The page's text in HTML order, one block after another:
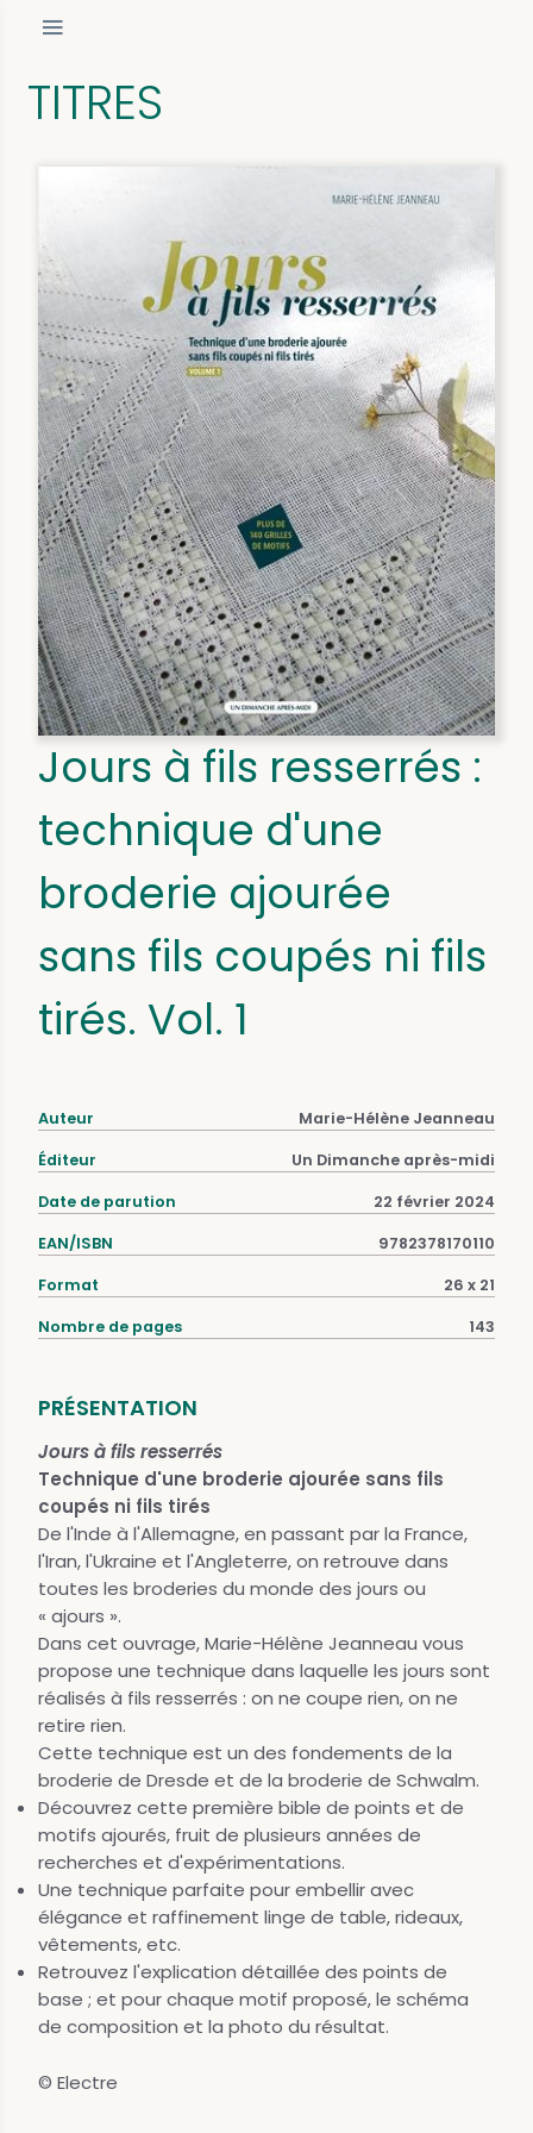
TITRES
Jours à fils resserrés :
technique d'une
broderie ajourée
sans fils coupés ni fils
tirés. Vol. 1
Auteur Marie-Hélène Jeanneau
Éditeur Un Dimanche après-midi
Date de parution 22 février 2024
EAN/ISBN 9782378170110
Format 26 x 21
Nombre de pages 143
PRÉSENTATION
Jours à fils resserrés
Technique d'une broderie ajourée sans fils
coupés ni fils tirés
De l'Inde à l'Allemagne, en passant par la France,
l'Iran, l'Ukraine et l'Angleterre, on retrouve dans
toutes les broderies du monde des jours ou
« ajours ».
Dans cet ouvrage, Marie-Hélène Jeanneau vous
propose une technique dans laquelle les jours sont
réalisés à fils resserrés : on ne coupe rien, on ne
retire rien.
Cette technique est un des fondements de la
broderie de Dresde et de la broderie de Schwalm.
Découvrez cette première bible de points et de
motifs ajourés, fruit de plusieurs années de
recherches et d'expérimentations.
Une technique parfaite pour embellir avec
élégance et raffinement linge de table, rideaux,
vêtements, etc.
Retrouvez l'explication détaillée des points de
base ; et pour chaque motif proposé, le schéma
de composition et la photo du résultat.
© Electre